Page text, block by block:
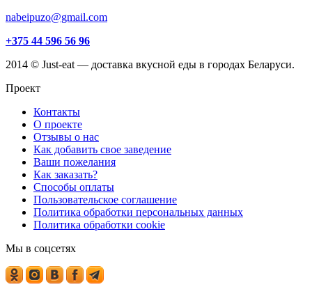
nabeipuzo@gmail.com
+375 44 596 56 96
2014 © Just-eat — доставка вкусной еды в городах Беларуси.
Проект
Контакты
О проекте
Отзывы о нас
Как добавить свое заведение
Ваши пожелания
Как заказать?
Способы оплаты
Пользовательское соглашение
Политика обработки персональных данных
Политика обработки cookie
Мы в соцсетях